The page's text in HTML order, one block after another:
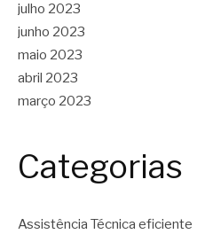
julho 2023
junho 2023
maio 2023
abril 2023
março 2023
Categorias
Assistência Técnica eficiente